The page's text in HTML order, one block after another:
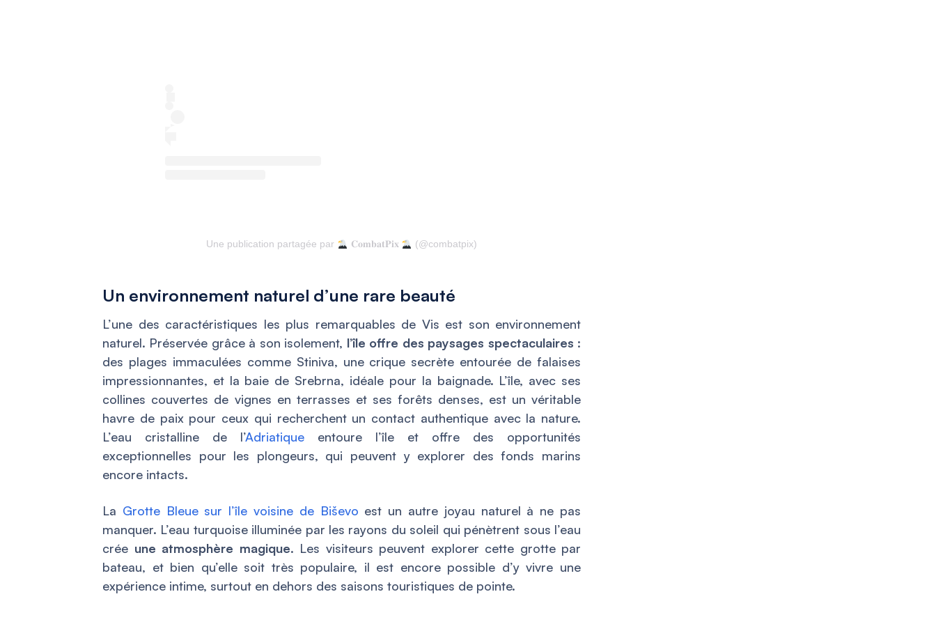
Une publication partagée par 𝐂𝐨𝐦𝐛𝐚𝐭𝐏𝐢𝐱 (@combatpix)
Un environnement naturel d’une rare beauté
L’une des caractéristiques les plus remarquables de Vis est son environnement
naturel. Préservée grâce à son isolement, l’île offre des paysages spectaculaires :
des plages immaculées comme Stiniva, une crique secrète entourée de falaises
impressionnantes, et la baie de Srebrna, idéale pour la baignade. L’île, avec ses
collines couvertes de vignes en terrasses et ses forêts denses, est un véritable
havre de paix pour ceux qui recherchent un contact authentique avec la nature.
L’eau cristalline de l’Adriatique entoure l’île et offre des opportunités
exceptionnelles pour les plongeurs, qui peuvent y explorer des fonds marins
encore intacts.
La Grotte Bleue sur l’île voisine de Biševo est un autre joyau naturel à ne pas
manquer. L’eau turquoise illuminée par les rayons du soleil qui pénètrent sous l’eau
crée une atmosphère magique. Les visiteurs peuvent explorer cette grotte par
bateau, et bien qu’elle soit très populaire, il est encore possible d’y vivre une
expérience intime, surtout en dehors des saisons touristiques de pointe.